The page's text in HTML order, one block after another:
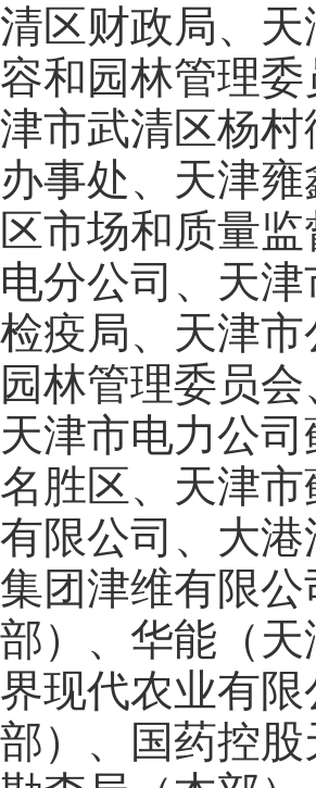
清区财政局、
容和园林管理
津市武清区杨
办事处、天津
区市场和质量
电分公司、天
检疫局、天津
园林管理委员
天津市电力公
名胜区、天津
有限公司、大
集团津维有限
部）、华能（
界现代农业有
部）、国药控